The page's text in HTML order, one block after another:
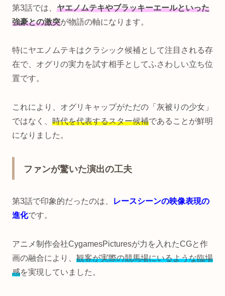
第3話では、 ヤエノムテキやブラッキーエールといった
強豪との激突が物語の軸になります。
特にヤエノムテキはクラシック候補として注目される存
在で、オグリの実力を試す相手としてふさわしい立ち位
置です。
これにより、オグリキャップがただの「灰被りの少女」
ではなく、 時代を代表するスター候補であることが鮮明
になりました。
ファンが驚いた演出の工夫
第3話で印象的だったのは、
レースシーンの映像表現の
進化です。
アニメ制作会社CygamesPicturesが力を入れたCGと作
画の融合により、 観客が実際の競馬場にいるような臨場
感を実現していました。